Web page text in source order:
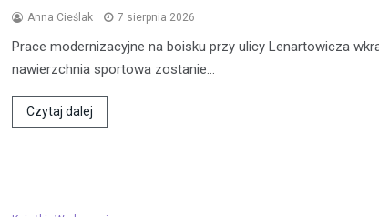
Anna Cieślak 7 sierpnia 2026
Prace modernizacyjne na boisku przy ulicy Lenartowicza
nawierzchnia sportowa zostanie…
Czytaj dalej